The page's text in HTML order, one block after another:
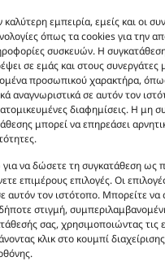
εμπειρία, εμείς και οι
όπως τα cookies για την
συσκευών. Η συγκατάθεση
σε εμάς και στους συνεργάτες
προσωπικού χαρακτήρα,
αναγνωριστικά σε αυτόν τον
διαφημίσεις. Η μη
μπορεί να επηρεάσει
για να δώσετε τη συγκατάθεση ως
επιμέρους επιλογές. Οι
τον ιστότοπο. Μπορείτε να
στιγμή,
σας, χρησιμοποιώντας τις
κλικ στο κουμπί
των προϊόντων είναι
πώληση το εικονιζόμενο
η διευκόλυνση της
δεν αντιστοιχούν στα
και δεν
Πρόθεση της
και η εξαπάτηση του
μας τα προϊόντα είναι